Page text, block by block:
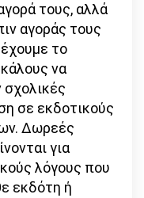
τους, αλλά
αγοράς τους
έχουμε το
να
σε εκδοτικούς
Δωρεές
για
λόγους που
εκδότη ή